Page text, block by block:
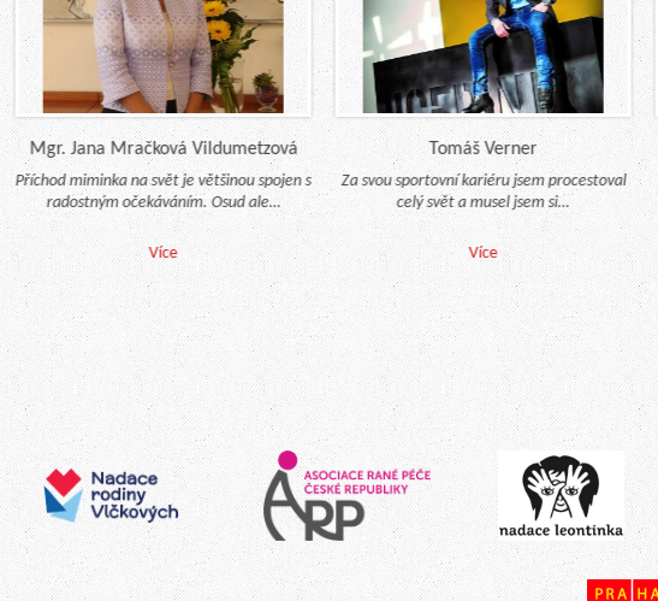
Mgr. Jana Mračková Vildumetzová
miminka na svět je většinou spojen s
radostným očekáváním. Osud ale…
Více
Tomáš Verner
Za svou sportovní kariéru jsem procestoval
celý svět a musel jsem si…
Více